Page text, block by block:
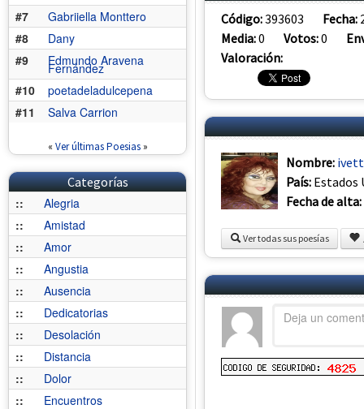
#7
Gabriiella Monttero
#8
Dany
#9
Edmundo Aravena
Fernández
#10
poetadeladulcepena
#11
Salva Carrion
« Ver últimas Poesias»
Categorías
::
Alegria
::
Amistad
::
Amor
::
Angustia
::
Ausencia
::
Dedicatorias
::
Desolación
::
Distancia
::
Dolor
::
Encuentros
Código:393603 Fecha:
Media:0 Votos:0
Valoración:
Nombre:
País: Estados
Fecha de alta:
Ver todas sus poesías